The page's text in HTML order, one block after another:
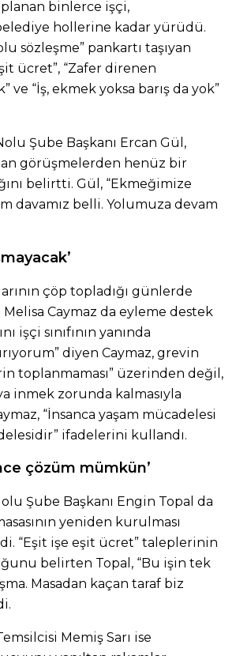
binlerce işçi,
hollerine kadar yürüdü.
sözleşme” pankartı taşıyan
ücret”, “Zafer direnen
ve “İş, ekmek yoksa barış da yok”
Şube Başkanı Ercan Gül,
görüşmelerden henüz bir
belirtti. Gül, “Ekmeğimize
davamız belli. Yolumuza devam
çöp topladığı günlerde
Melisa Caymaz da eyleme destek
işçi sınıfının yanında
diyen Caymaz, grevin
toplanmaması” üzerinden değil,
inmek zorunda kalmasıyla
“İnsanca yaşam mücadelesi
ifadelerini kullandı.
çözüm mümkün’
Şube Başkanı Engin Topal da
yeniden kurulması
“Eşit işe eşit ücret” taleplerinin
belirten Topal, “Bu işin tek
Masadan kaçan taraf biz
Memiş Sarı ise